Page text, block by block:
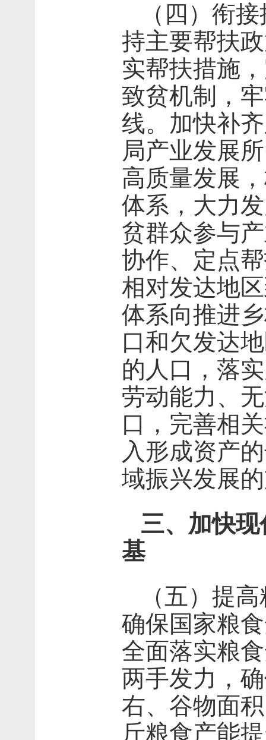
（四）衔
持主要帮扶
实帮扶措施
致贫机制，
线。加快补
局产业发展
高质量发展
体系，大力
贫群众参与
协作、定点
相对发达地
体系向推进
口和欠发达
的人口，落
劳动能力、
口，完善相
入形成资产
域振兴发展
三、加快
基
（五）提
确保国家粮
全面落实粮
两手发力，
右、谷物面
斤粮食产能